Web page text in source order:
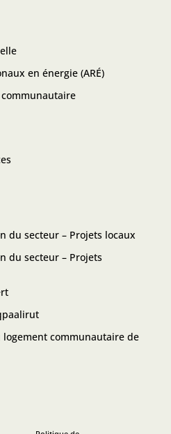
en énergie (ARÉ)
du secteur – Projets locaux
du secteur – Projets
logement communautaire de